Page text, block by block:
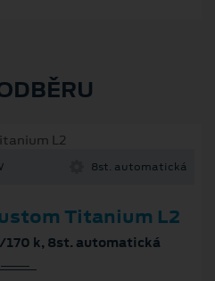
8st. automatická
Titanium L2
170 k, 8st. automatická